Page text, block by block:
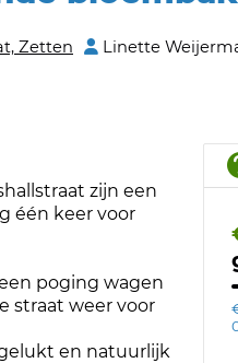
Zetten
Linette
zijn een
één keer voor
poging wagen
straat weer voor
en natuurlijk